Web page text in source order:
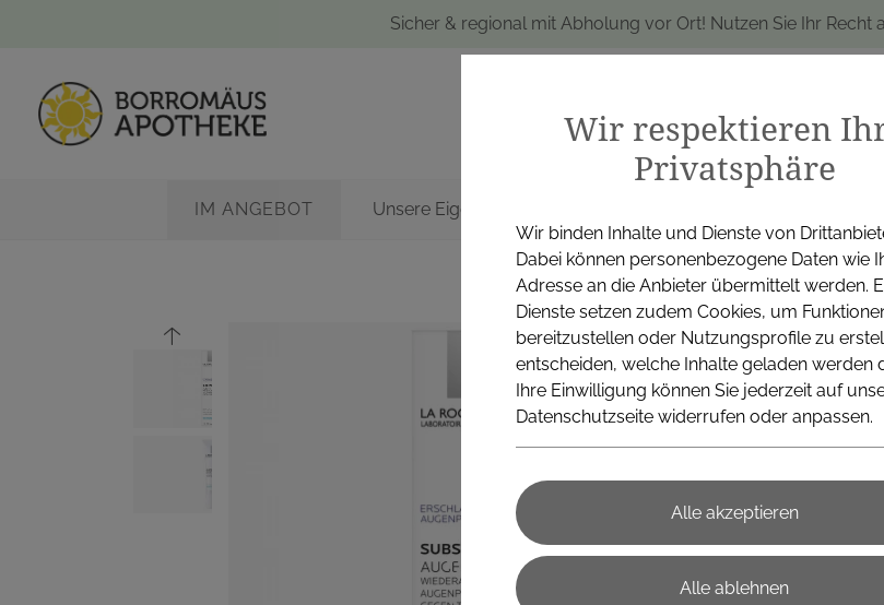
Sicher & regional mit Abholung vor Ort! Nutzen Sie Ihr Recht
IM ANGEBOT Unsere Eigenprodukte
LA ROCHE
La
15ml
€ 37,60
€ 250,67
Wir respektieren
Privatsphäre
Wir binden Inhalte und Dienste von
Dabei können personenbezogene Daten wie
Adresse an die Anbieter übermittelt werden.
Dienste setzen zudem Cookies, um
bereitzustellen oder Nutzungsprofile zu
entscheiden, welche Inhalte geladen werden
Ihre Einwilligung können Sie jederzeit auf
Datenschutzseite widerrufen oder anpassen.